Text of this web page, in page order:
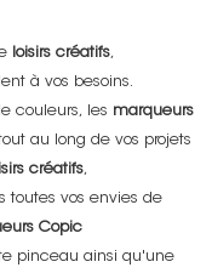
loisirs créatifs,
à vos besoins.
couleurs, les marqueurs
au long de vos projets
créatifs,
toutes vos envies de
Copic
pinceau ainsi qu'une